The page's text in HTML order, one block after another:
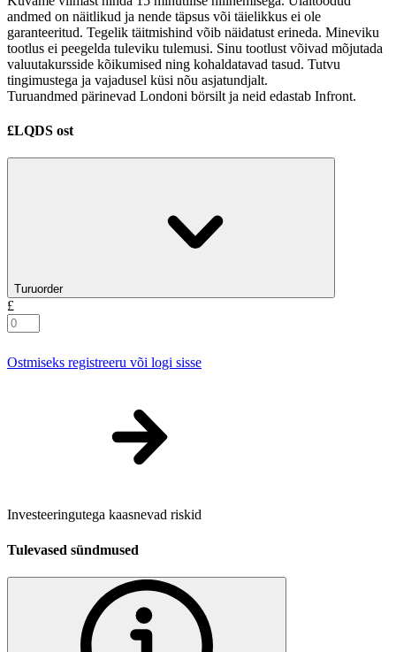
andmed on näitlikud ja nende täpsus või täielikkus ei ole
garanteeritud. Tegelik täitmishind võib näidatust erineda. Mineviku
tootlus ei peegelda tuleviku tulemusi. Sinu tootlust võivad mõjutada
valuutakursside kõikumised ning kohaldatavad tasud. Tutvu
tingimustega ja vajadusel küsi nõu asjatundjalt.
Turuandmed pärinevad Londoni börsilt ja neid edastab Infront.
£LQDS ost
Turuorder
£
Ostmiseks registreeru või logi sisse
Investeeringutega kaasnevad riskid
Tulevased sündmused